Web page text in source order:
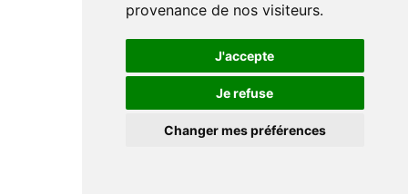
provenance de nos visiteurs.
J'accepte
Je refuse
Changer mes préférences